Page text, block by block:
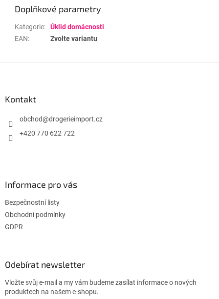
Doplňkové parametry
Kategorie:
Úklid domácnosti
EAN: Zvolte variantu
Kontakt
obchod@drogerieimport.cz
+420 770 622 722
Informace pro vás
Bezpečnostní listy
Obchodní podmínky
GDPR
Odebírat newsletter
Vložte svůj e-mail a my vám budeme zasílat informace o nových
produktech na našem e-shopu.